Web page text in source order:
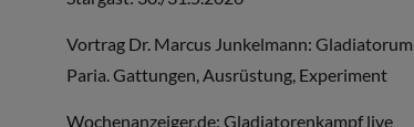
Vortrag Dr. Marcus Junkelmann: Gladiatorum
Paria. Gattungen, Ausrüstung, Experiment
Wochenanzeiger.de: Gladiatorenkampf live